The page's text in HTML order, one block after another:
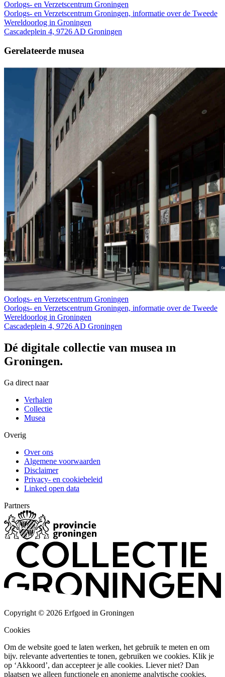
Oorlogs- en Verzetscentrum Groningen
Oorlogs- en Verzetscentrum Groningen, informatie over de Tweede
Wereldoorlog in Groningen
Cascadeplein 4, 9726 AD Groningen
Gerelateerde musea
Oorlogs- en Verzetscentrum Groningen
Oorlogs- en Verzetscentrum Groningen, informatie over de Tweede
Wereldoorlog in Groningen
Cascadeplein 4, 9726 AD Groningen
Dé digitale collectie van musea in
Groningen.
Ga direct naar
Verhalen
Collectie
Musea
Overig
Over ons
Algemene voorwaarden
Disclaimer
Privacy- en cookiebeleid
Linked open data
Partners
Copyright © 2026 Erfgoed in Groningen
Cookies
Om de website goed te laten werken, het gebruik te meten en om
bijv. relevante advertenties te tonen, gebruiken we cookies. Klik je
op ‘Akkoord’, dan accepteer je alle cookies. Liever niet? Dan
plaatsen we alleen functionele en anonieme analytische cookies.